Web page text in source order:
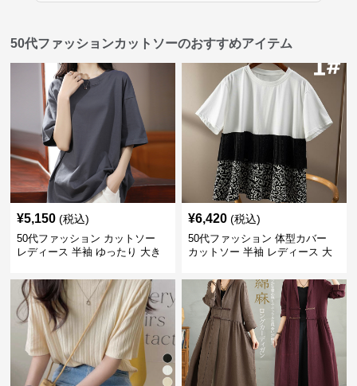
50代ファッションカットソーのおすすめアイテム
¥5,150 (税込)
50代ファッション カットソー
レディース 半袖 ゆったり 大き
¥6,420 (税込)
50代ファッション 体型カバー
カットソー 半袖 レディース 大